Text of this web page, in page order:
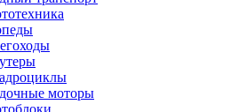
моторы